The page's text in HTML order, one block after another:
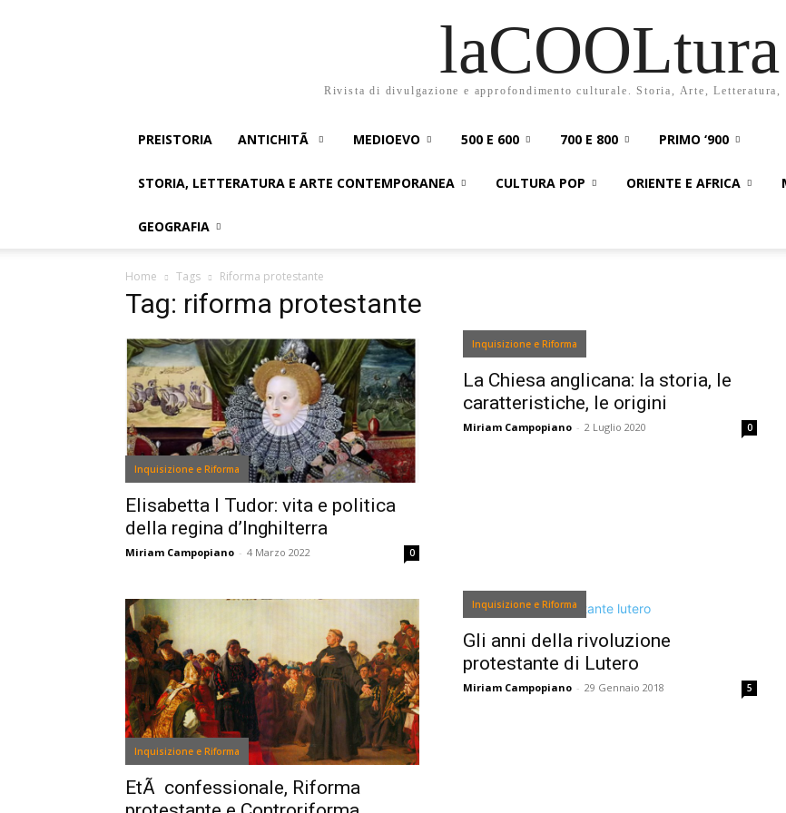
laCOOLtura
Rivista di divulgazione e approfondimento culturale. Storia, Arte, Letteratura,
PREISTORIA ANTICHITÃ MEDIOEVO 500 E 600 700 E 800 PRIMO ‘900
STORIA, LETTERATURA E ARTE CONTEMPORANEA CULTURA POP ORIENTE E AFRICA
GEOGRAFIA
Home Tags Riforma protestante
Tag: riforma protestante
Inquisizione e Riforma
Elisabetta I Tudor: vita e politica
della regina d’Inghilterra
Miriam Campopiano - 4 Marzo 2022 0
Inquisizione e Riforma
La Chiesa anglicana: la storia, le
caratteristiche, le origini
Miriam Campopiano - 2 Luglio 2020 0
Inquisizione e Riforma
EtÃ confessionale, Riforma
Inquisizione e Riforma
Gli anni della rivoluzione
protestante di Lutero
Miriam Campopiano - 29 Gennaio 2018 5